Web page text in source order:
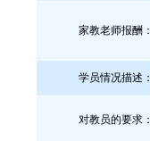
家教老师报酬：
学员情况描述：
对教员的要求：